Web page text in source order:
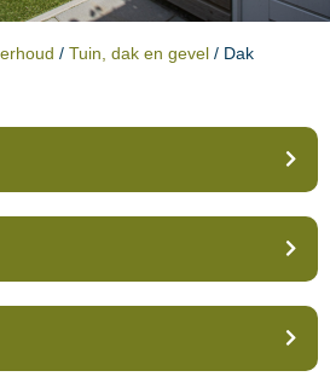
/ Tuin, dak en gevel / Dak